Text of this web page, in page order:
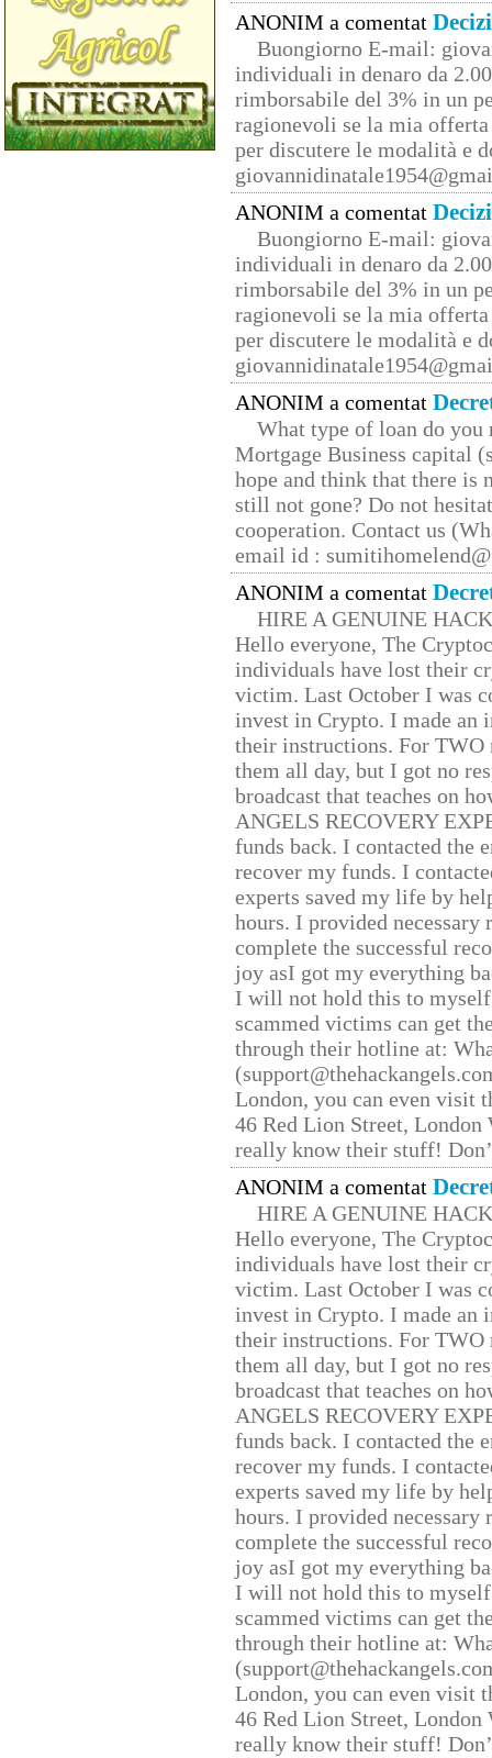
ANONIM a comentat
Buongiorno E-mail:
individuali in denaro da
rimborsabile del 3% in un
ragionevoli se la mia
per discutere le modalità e
ANONIM a comentat
Buongiorno E-mail:
individuali in denaro da
rimborsabile del 3% in un
ragionevoli se la mia
per discutere le modalità e
ANONIM a comentat
What type of loan do you
Mortgage Business capital
hope and think that there is
still not gone? Do not
cooperation. Contact us
email id :
ANONIM a comentat
HIRE A GENUINE
Hello everyone, The
individuals have lost their
victim. Last October I was
invest in Crypto. I made
their instructions. For TWO
them all day, but I got no
broadcast that teaches on
ANGELS RECOVERY
funds back. I contacted the
recover my funds. I
experts saved my life by
hours. I provided
complete the successful
joy asI got my everything
I will not hold this to
scammed victims can get
through their hotline at:
London, you can even visit
46 Red Lion Street, London
really know their stuff!
ANONIM a comentat
HIRE A GENUINE
Hello everyone, The
individuals have lost their
victim. Last October I was
invest in Crypto. I made
their instructions. For TWO
them all day, but I got no
broadcast that teaches on
ANGELS RECOVERY
funds back. I contacted the
recover my funds. I
experts saved my life by
hours. I provided
complete the successful
joy asI got my everything
I will not hold this to
scammed victims can get
through their hotline at:
London, you can even visit
46 Red Lion Street, London
really know their stuff!